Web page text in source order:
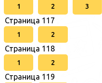
1 2 3
Страница 117
1 2
Страница 118
1 2
Страница 119